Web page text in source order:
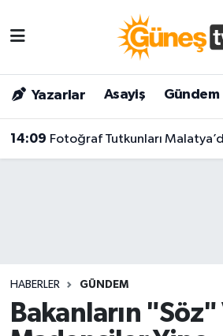
Yazarlar Asayiş Gündem
14:09 Fotoğraf Tutkunları Malatya’da Buluşuyor:
HABERLER GÜNDEM
Bakanların
Bilim & Teknoloji
Dünya
Magazin
Malatya Nöbetçi Eczaneler
Malatya Hava Durumu
Malatya Namaz Vakitleri
Son Dakika Haberleri